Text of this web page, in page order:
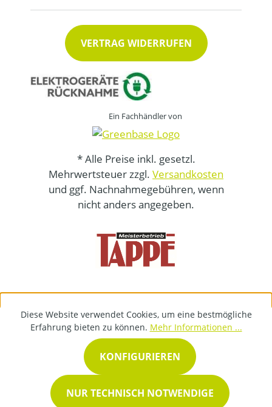
VERTRAG WIDERRUFEN
Ein Fachhändler von
* Alle Preise inkl. gesetzl.
Mehrwertsteuer zzgl. Versandkosten
und ggf. Nachnahmegebühren, wenn
nicht anders angegeben.
Diese Website verwendet Cookies, um eine bestmögliche
Erfahrung bieten zu können. Mehr Informationen ...
NUR TECHNISCH NOTWENDIGE
KONFIGURIEREN